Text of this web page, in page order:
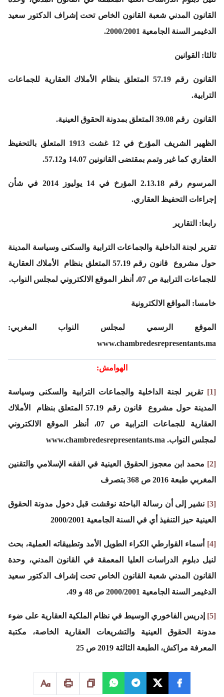
القانون المدني شعبة القانون الخاص تحت إشراف الدكتور سعيد
الدغيمر السنة الجامعية 2000/2001.
ثالثا: القوانين
القانون رقم 57.19 المتعلق بنظام الأملاك العقارية للجماعات
الترابية.
القانون رقم 39.08 المتعلق بمدونة الحقوق العينية.
الظهير الشريف المؤرخ في 12 غشت 1913 المتعلق بالتحفيظ
العقاري كما غير وتمم بمقتضى القانونين 14.07 و57.12.
المرسوم رقم 2.13.18 المؤرخ في 14 يوليوز 2014 في شأن
إجراءات التحفيظ العقاري.
رابعا: التقارير
تقرير لجنة الداخلية والجماعات الترابية والسكنى وسياسة المدينة
حول مشروع قانون رقم 57.19 المتعلق بنظام الأملاك العقارية
للجماعات الترابية ص 07، أنظر الموقع الالكتروني لمجلس النواب.
خامسا: المواقع الالكترونية
الموقع الرسمي لمجلس النواب المغربي:
www.chambredesrepresentants.ma
الهوامش:
[1]
تقرير لجنة الداخلية والجماعات الترابية والسكنى وسياسة
المدينة حول مشروع قانون رقم 57.19 المتعلق بنظام الأملاك
العقارية للجماعات الترابية ص 07، أنظر الموقع الالكتروني
لمجلس النواب. www.chambredesrepresentants.ma
[2]
محمد ابن معجوز الحقوق العينية في الفقه الإسلامي والتقنين
المغربي طبعة 2016 ص 368 بتصرف
[3]
نشير إلى أن رسالة الباحثة نوقشت قبل دخول مدونة الحقوق
العينية حيز التنفيذ أي في السنة الجامعية 2000/2001
[4]
أسماء القوارطي الكراء الطويل الأمد وتطبيقاته العملية، بحث
لنيل دبلوم الدراسات العليا المعمقة في القانون المدني، وحدة
القانون المدني شعبة القانون الخاص تحت إشراف الدكتور سعيد
الدغيمر السنة الجامعية 2000/2001 ص 48 و 49.
[5]
إدريس الفاخوري الوسيط في نظام الملكية العقارية على ضوء
مدونة الحقوق العينية والتشريعات العقارية الخاصة، مكتبة
المعرفة مراكش، الطبعة الثالثة 2019 ص 25